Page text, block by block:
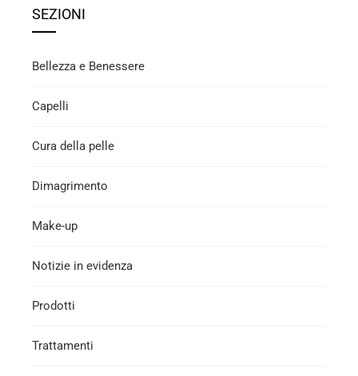
SEZIONI
Bellezza e Benessere
Capelli
Cura della pelle
Dimagrimento
Make-up
Notizie in evidenza
Prodotti
Trattamenti